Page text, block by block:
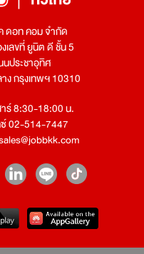
ดอท คอม จำกัด
เลขที่ ยูนิต ดี ชั้น 5
ประชาอุทิศ
ง กรุงเทพฯ 10310
ร์ 8:30-18:00 น.
02-514-7447